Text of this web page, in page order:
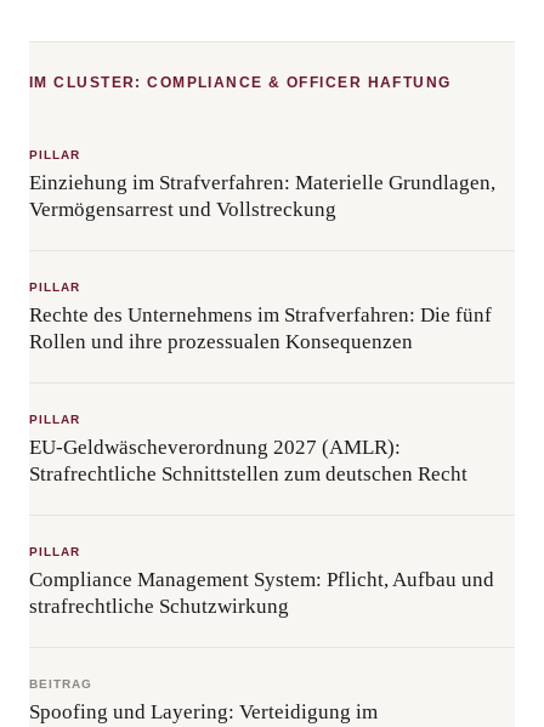
IM CLUSTER: COMPLIANCE & OFFICER HAFTUNG
PILLAR
Einziehung im Strafverfahren: Materielle Grundlagen,
Vermögensarrest und Vollstreckung
PILLAR
Rechte des Unternehmens im Strafverfahren: Die fünf
Rollen und ihre prozessualen Konsequenzen
PILLAR
EU-Geldwäscheverordnung 2027 (AMLR):
Strafrechtliche Schnittstellen zum deutschen Recht
PILLAR
Compliance Management System: Pflicht, Aufbau und
strafrechtliche Schutzwirkung
BEITRAG
Spoofing und Layering: Verteidigung im